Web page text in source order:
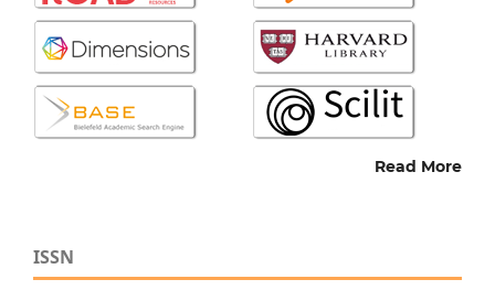
Read More
ISSN